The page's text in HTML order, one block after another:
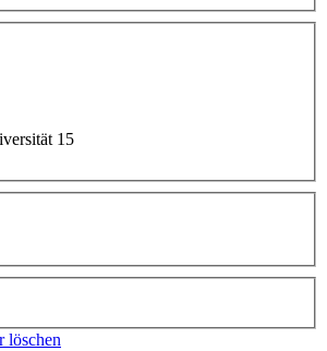
15
löschen